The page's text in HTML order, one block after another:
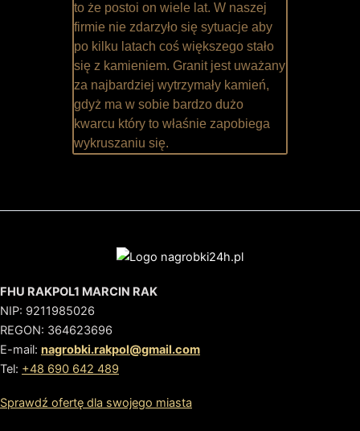
to że postoi on wiele lat. W naszej
firmie nie zdarzyło się sytuacje aby
po kilku latach coś większego stało
się z kamieniem. Granit jest uważany
za najbardziej wytrzymały kamień,
gdyż ma w sobie bardzo dużo
kwarcu który to właśnie zapobiega
wykruszaniu się.
FHU RAKPOL1 MARCIN RAK
NIP: 9211985026
REGON: 364623696
E-mail: nagrobki.rakpol@gmail.com
Tel: +48 690 642 489
Sprawdź ofertę dla swojego miasta